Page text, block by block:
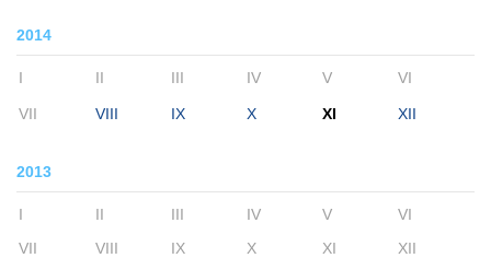
2014
I II III IV V VI
VII VIII IX X XI XII
2013
I II III IV V
VI
VII
VIII IX X XI XII